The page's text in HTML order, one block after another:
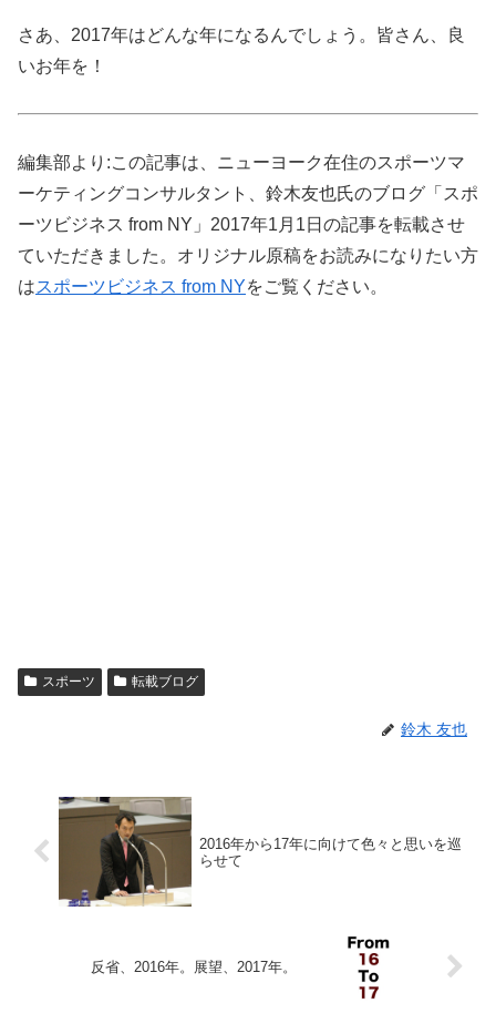
さあ、2017年はどんな年になるんでしょう。皆さん、良
いお年を！
編集部より:この記事は、ニューヨーク在住のスポーツマ
ーケティングコンサルタント、鈴木友也氏のブログ「スポ
ーツビジネス from NY」2017年1月1日の記事を転載させ
ていただきました。オリジナル原稿をお読みになりたい方
はスポーツビジネス from NYをご覧ください。
スポーツ 転載ブログ
鈴木 友也
2016年から17年に向けて色々と思いを巡
らせて
反省、2016年。展望、2017年。